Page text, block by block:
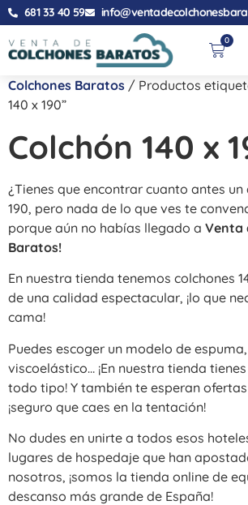
681 33 40 59
0
Colchones Baratos / Productos
140 x 190”
Colchón 140 x
¿Tienes que encontrar cuanto antes un
190, pero nada de lo que ves te
porque aún no habías llegado a Venta
Baratos!
En nuestra tienda tenemos colchones
de una calidad espectacular, ¡lo que
cama!
Puedes escoger un modelo de
viscoelástico… ¡En nuestra tienda
todo tipo! Y también te esperan
¡seguro que caes en la tentación!
No dudes en unirte a todos esos
lugares de hospedaje que han
nosotros, ¡somos la tienda online de
descanso más grande de España!